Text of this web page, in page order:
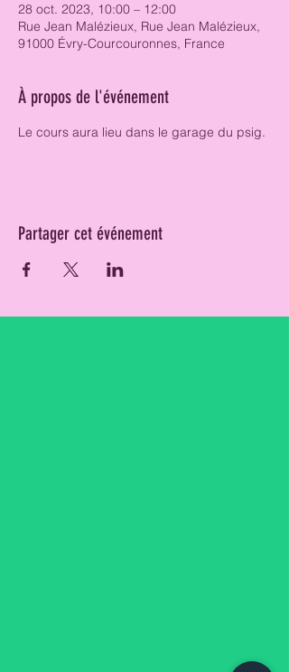
28 oct. 2023, 10:00 – 12:00
Rue Jean Malézieux, Rue Jean Malézieux,
91000 Évry-Courcouronnes, France
À propos de l'événement
Le cours aura lieu dans le garage du psig.
Partager cet événement